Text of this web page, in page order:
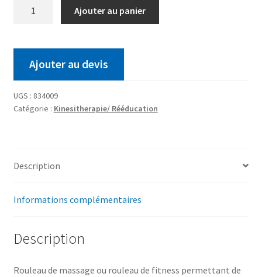
Ajouter au panier
Ajouter au devis
UGS : 834009
Catégorie : Kinesitherapie/ Rééducation
Description
Informations complémentaires
Description
Rouleau de massage ou rouleau de fitness permettant de